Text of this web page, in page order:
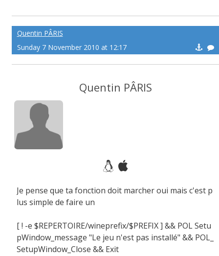
Quentin PÂRIS
Sunday 7 November 2010 at 12:17
Quentin PÂRIS
Je pense que ta fonction doit marcher oui mais c'est p
lus simple de faire un
[ ! -e $REPERTOIRE/wineprefix/$PREFIX ] && POL Setu
pWindow_message "Le jeu n'est pas installé" && POL_
SetupWindow_Close && Exit